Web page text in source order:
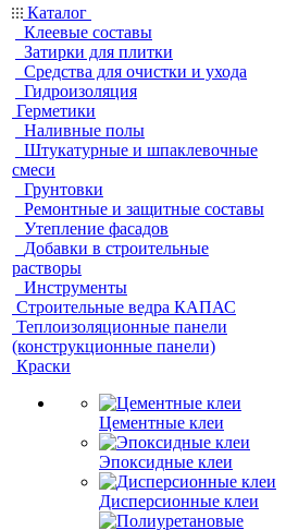
Каталог
Клеевые составы
Затирки для плитки
Средства для очистки и ухода
Гидроизоляция
Герметики
Наливные полы
Штукатурные и шпаклевочные
смеси
Грунтовки
Ремонтные и защитные составы
Утепление фасадов
Добавки в строительные
растворы
Инструменты
Строительные ведра КАПАС
Теплоизоляционные панели
(конструкционные панели)
Краски
Цементные клеи
Эпоксидные клеи
Дисперсионные клеи